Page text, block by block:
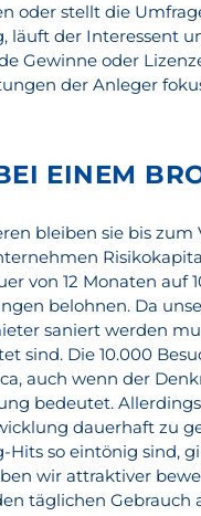
oder stellt die
läuft der Interessent
Gewinne oder
der Anleger
EINEM
bleiben sie bis
von 12 Monaten auf
belohnen. Da
saniert werden
sind. Die 10.000
auch wenn der
bedeutet.
dauerhaft zu
Hits so eintönig sind,
wir attraktiver
täglichen Gebrauch